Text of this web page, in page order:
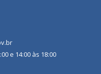
e 14:00 às 18:00